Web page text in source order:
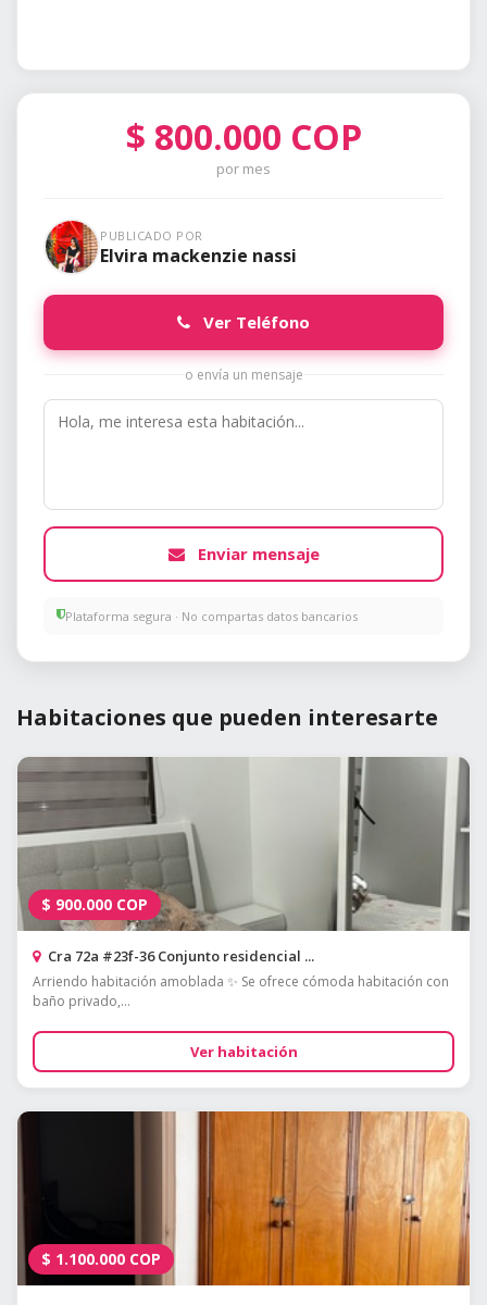
$ 800.000 COP
por mes
PUBLICADO POR
Elvira mackenzie nassi
Ver Teléfono
o envía un mensaje
Enviar mensaje
Plataforma segura · No compartas datos bancarios
Habitaciones que pueden interesarte
$ 900.000 COP
Cra 72a #23f-36 Conjunto residencial ...
Arriendo habitación amoblada ✨ Se ofrece cómoda habitación con
baño privado,...
Ver habitación
$ 1.100.000 COP